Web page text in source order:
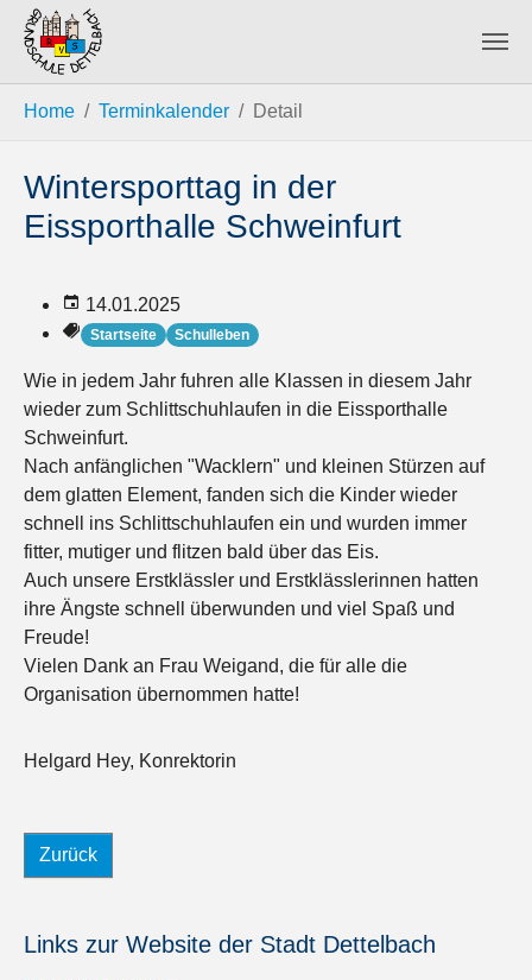
Home Terminkalender Detail
Links zur Website der Stadt Dettelbach
Wintersporttag in der
Eissporthalle Schweinfurt
14.01.2025
Startseite Schulleben
Wie in jedem Jahr fuhren alle Klassen in diesem Jahr
wieder zum Schlittschuhlaufen in die Eissporthalle
Schweinfurt.
Nach anfänglichen "Wacklern" und kleinen Stürzen auf
dem glatten Element, fanden sich die Kinder wieder
schnell ins Schlittschuhlaufen ein und wurden immer
fitter, mutiger und flitzen bald über das Eis.
Auch unsere Erstklässler und Erstklässlerinnen hatten
ihre Ängste schnell überwunden und viel Spaß und
Freude!
Vielen Dank an Frau Weigand, die für alle die
Organisation übernommen hatte!
Helgard Hey, Konrektorin
Zurück